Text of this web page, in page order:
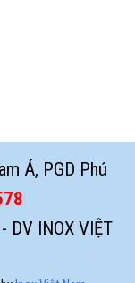
Á, PGD Phú
DV INOX VIỆT